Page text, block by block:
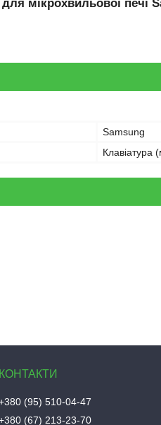
мікрохвильової печі
Samsung
Клавіатура
(95) 510-04-47
(67) 213-23-70